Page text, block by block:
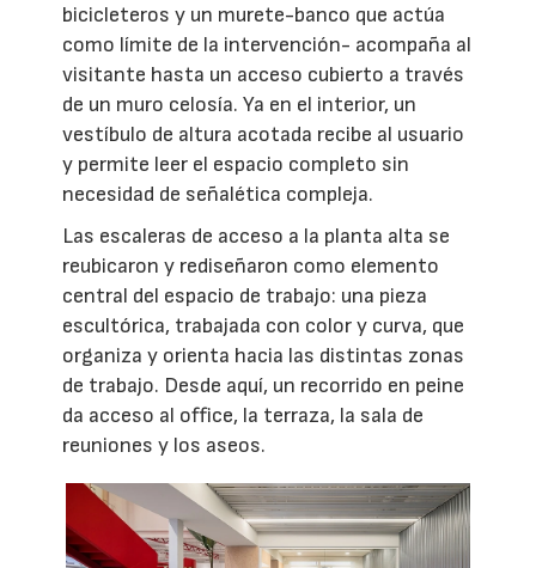
bicicleteros y un murete-banco que actúa
como límite de la intervención- acompaña al
visitante hasta un acceso cubierto a través
de un muro celosía. Ya en el interior, un
vestíbulo de altura acotada recibe al usuario
y permite leer el espacio completo sin
necesidad de señalética compleja.
Las escaleras de acceso a la planta alta se
reubicaron y rediseñaron como elemento
central del espacio de trabajo: una pieza
escultórica, trabajada con color y curva, que
organiza y orienta hacia las distintas zonas
de trabajo. Desde aquí, un recorrido en peine
da acceso al office, la terraza, la sala de
reuniones y los aseos.